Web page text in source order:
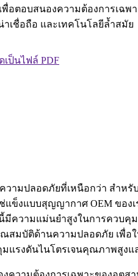
พื่อตอบสนองความต้องการเฉพ
เชื่อถือ และเทคโนโลยีล้ำสมัย
ป็นไฟล์ PDF
ามปลอดภัยที่เหนือกว่า สำหรั
แข็งแบบสุญญากาศ OEM ของ
ความแม่นยำสูงในการควบคุ
มบัติด้านความปลอดภัย เพื่อ
แรงดันไนโตรเจนคุณภาพสูงแ